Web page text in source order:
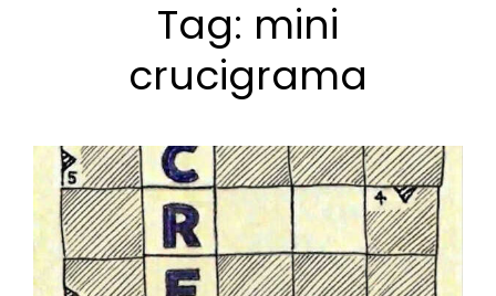
Tag: mini
crucigrama